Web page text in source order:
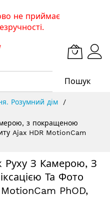
не приймає
Пошук
Розумний дім
з покращеною
Ajax HDR MotionCam
Руху З Камерою, З
Та Фото
PhOD,